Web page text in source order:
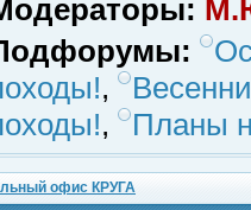
,
, Планы
офис КРУГА